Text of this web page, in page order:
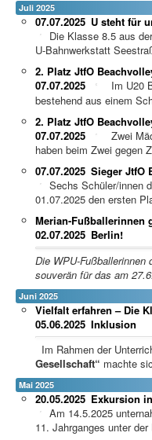
Juli 2025
U steht für
07.07.2025
Die Klasse 8.5 aus
U-Bahnwerkstatt
2. Platz JtfO
07.07.2025
Im U20
bestehend aus einem
2. Platz JtfO
07.07.2025
Zwei
haben beim Zwei gegen
Sieger JtfO
07.07.2025
Sechs Schüler/innen
01.07.2025 den ersten
Merian-Fußballerinnen
Berlin!
02.07.2025
Die WPU-
souverän für das am
Juni 2025
Vielfalt erfahren – Die
Inklusion
05.06.2025
Im Rahmen der
Gesellschaft“ machte
Mai 2025
Exkursion
20.05.2025
Am 14.5.2025
11. Jahrganges unter